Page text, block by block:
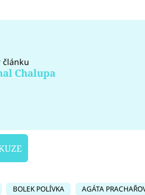
článku
Chalupa
BOLEK POLÍVKA AGÁTA